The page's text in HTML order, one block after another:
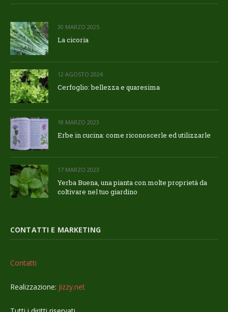
30 MARZO 2025
La cicoria
12 AGOSTO 2024
Cerfoglio: bellezza e quaresima
18 MARZO 2023
Erbe in cucina: come riconoscerle ed utilizzarle
17 MARZO 2023
Yerba Buena, una pianta con molte proprietà da
coltivare nel tuo giardino
CONTATTI E MARKETING
Contatti
Realizzazione: Jizzy.net